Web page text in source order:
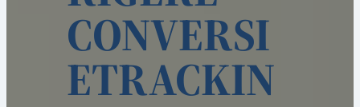
CONVERSI
ETRACKIN